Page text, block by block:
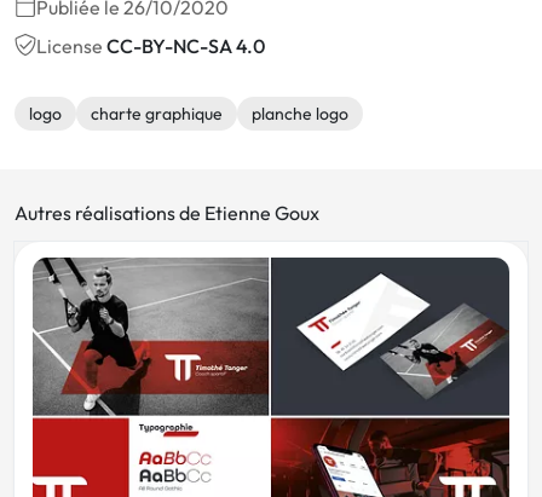
Publiée le 26/10/2020
License CC-BY-NC-SA 4.0
logo charte graphique planche logo
Autres réalisations de Etienne Goux